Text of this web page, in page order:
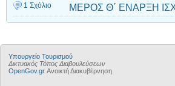
1 Σχόλιο ΜΕΡΟΣ Θ΄ ΕΝΑΡΞΗ
Υπουργείο Τουρισμού
Δικτυακός Τόπος Διαβουλεύσεων
OpenGov.gr Ανοικτή Διακυβέρνηση